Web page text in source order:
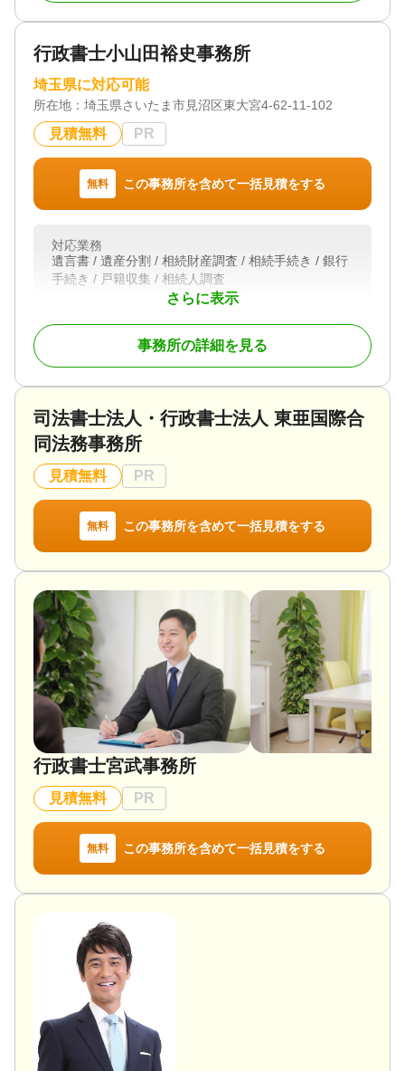
初回相談無料
行政書士小山田裕史事務所
埼玉県に対応可能
所在地： 埼玉県さいたま市見沼区東大宮4-62-11-102
見積無料 PR
無料 この事務所を含めて一括見積をする
さらに表示
対応業務
遺言書 / 遺産分割 / 相続財産調査 / 相続手続き / 銀行
手続き / 戸籍収集 / 相続人調査
初回相談無料
事務所の詳細を見る
司法書士法人・行政書士法人 東亜国際合
同法務事務所
見積無料 PR
無料 この事務所を含めて一括見積をする
行政書士宮武事務所
見積無料 PR
無料 この事務所を含めて一括見積をする